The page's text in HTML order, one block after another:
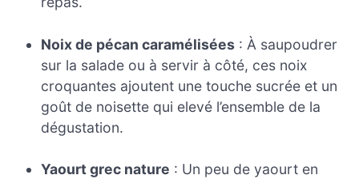
Noix de pécan caramélisées : À saupoudrer
sur la salade ou à servir à côté, ces noix
croquantes ajoutent une touche sucrée et un
goût de noisette qui elevé l’ensemble de la
dégustation.
Yaourt grec nature : Un peu de yaourt en